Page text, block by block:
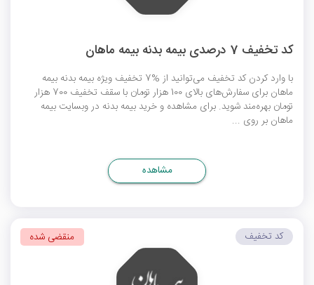
کد تخفیف 7 درصدی بیمه بدنه بیمه ماهان
با وارد کردن کد تخفیف می‌توانید از %7 تخفیف ویژه بیمه بدنه بیمه
ماهان برای سفارش‌های بالای 100 هزار تومان با سقف تخفیف 700 هزار
تومان بهره‌مند شوید. برای مشاهده و خرید بیمه بدنه در وبسایت بیمه
ماهان بر روی ...
مشاهده
کد تخفیف منقضی شده